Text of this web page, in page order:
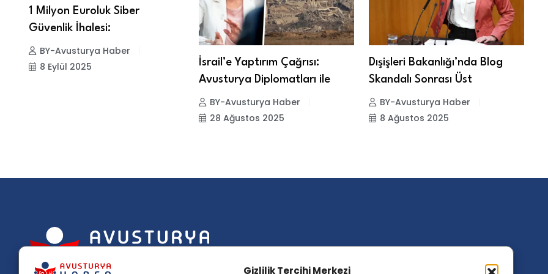
Gizlilik Tercihi Merkezi
1 Milyon Euroluk Siber
Güvenlik İhalesi:
BY-Avusturya Haber
8 Eylül 2025
İsrail’e Yaptırım Çağrısı:
Avusturya Diplomatları ile
BY-Avusturya Haber
28 Ağustos 2025
Dışişleri Bakanlığı’nda Blog
Skandalı Sonrası Üst
BY-Avusturya Haber
8 Ağustos 2025